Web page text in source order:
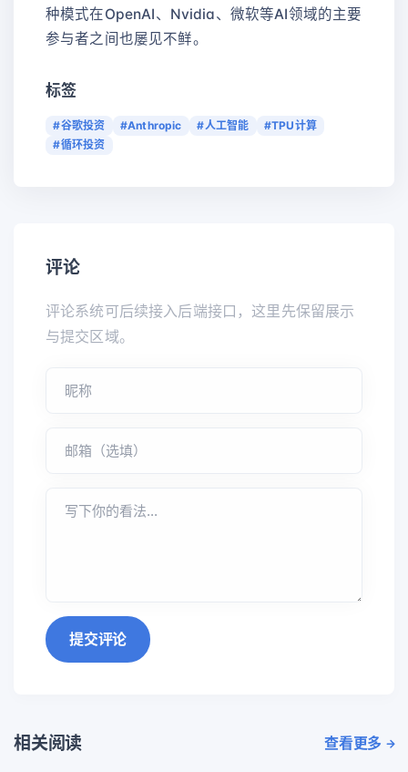
种模式在OpenAI、Nvidia、微软等AI领域的主要
参与者之间也屡见不鲜。
标签
#谷歌投资 #Anthropic #人工智能
#TPU计算
#循环投资
评论
评论系统可后续接入后端接口，这里先保留展示
与提交区域。
提交评论
相关阅读 查看更多